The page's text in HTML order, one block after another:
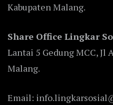
Kabupaten Malang.
Share Office Lingkar
Lantai 5 Gedung MCC, Jl
Malang.
Email: